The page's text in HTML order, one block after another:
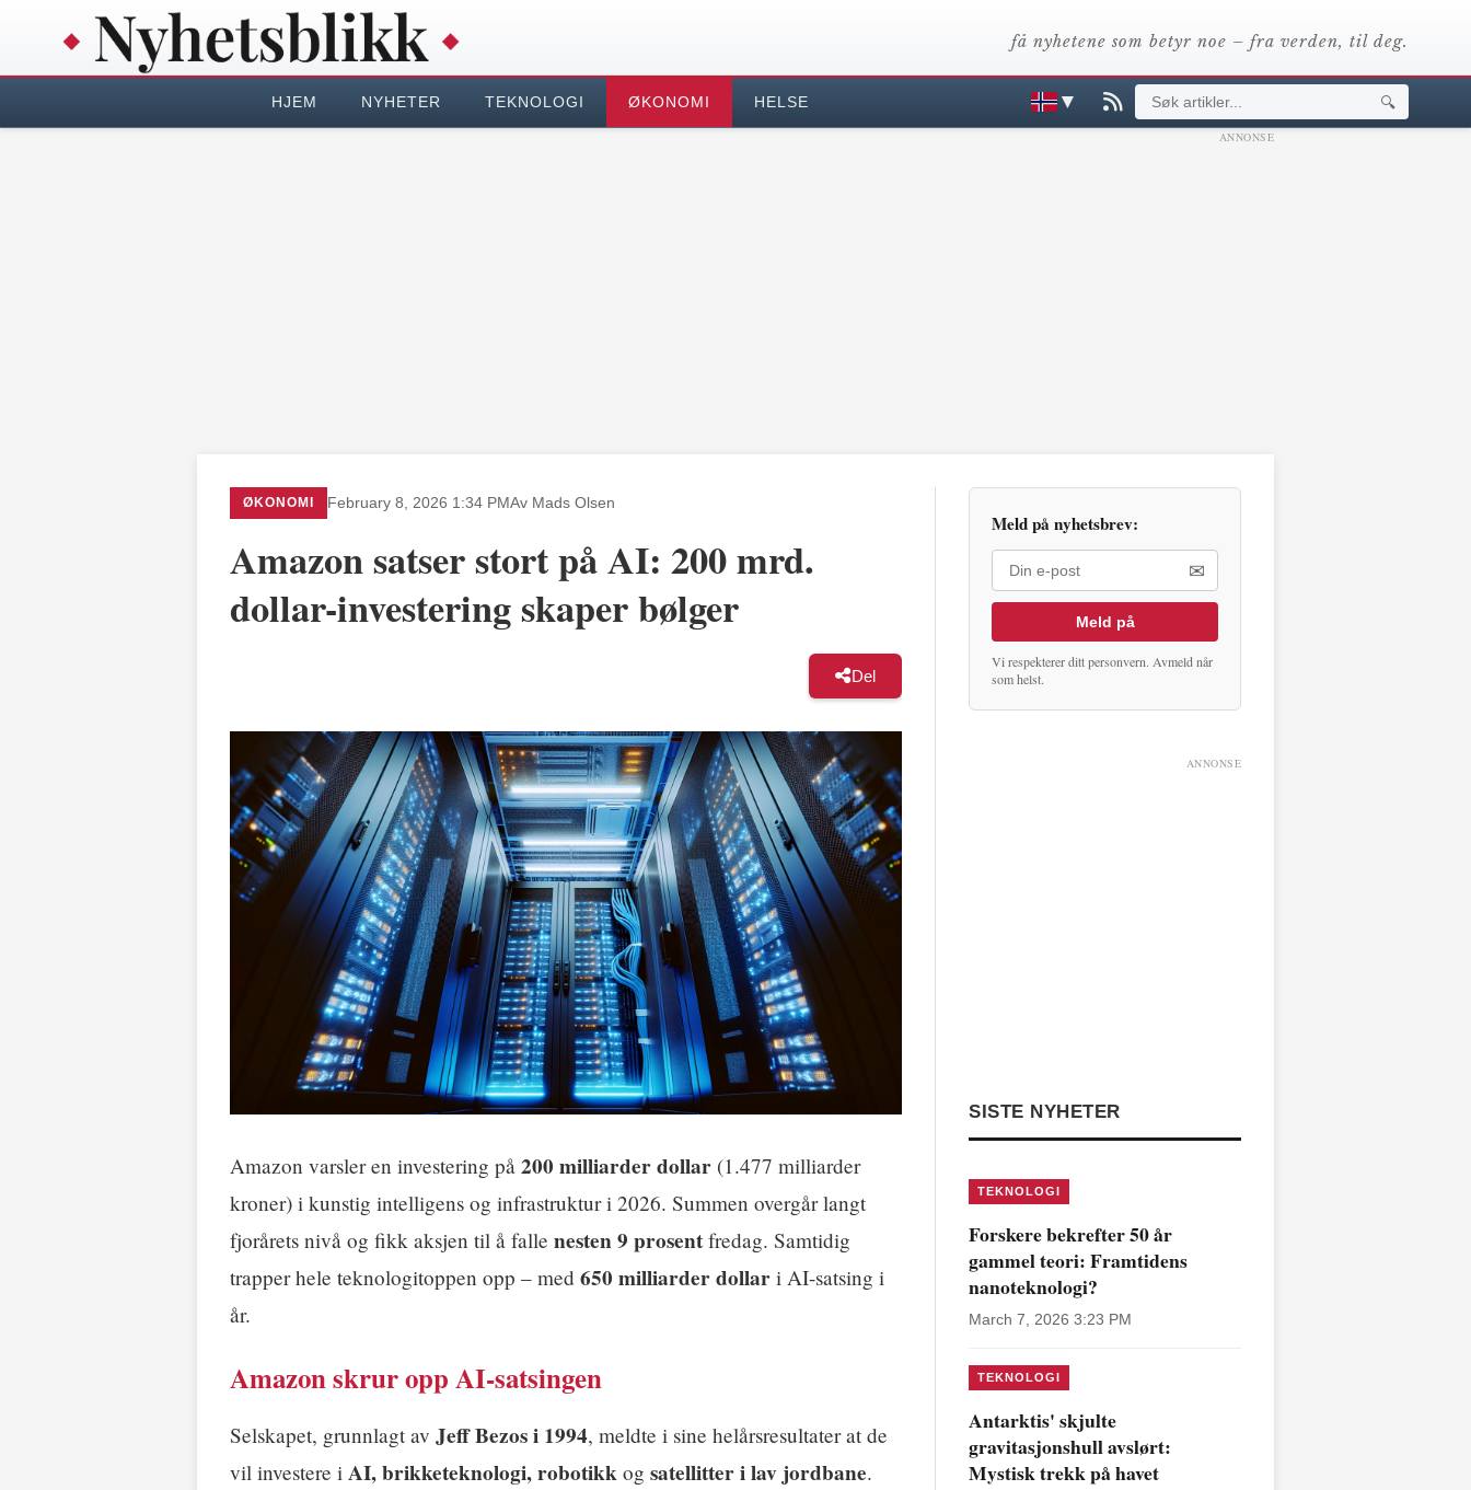
få nyhetene som betyr noe – fra verden, til deg.
HJEM NYHETER TEKNOLOGI ØKONOMI HELSE ▼ 🔍
ANNONSE
ØKONOMI February 8, 2026 1:34 PMAv Mads Olsen
Amazon satser stort på AI: 200 mrd.
dollar-investering skaper bølger
Del
Amazon varsler en investering på 200 milliarder dollar (1.477 milliarder
kroner) i kunstig intelligens og infrastruktur i 2026. Summen overgår langt
fjorårets nivå og fikk aksjen til å falle nesten 9 prosent fredag. Samtidig
trapper hele teknologitoppen opp – med 650 milliarder dollar i AI-satsing i
år.
Amazon skrur opp AI-satsingen
Selskapet, grunnlagt av Jeff Bezos i 1994, meldte i sine helårsresultater at de
vil investere i AI, brikketeknologi, robotikk og satellitter i lav jordbane.
Meld på nyhetsbrev:
✉
Meld på
Vi respekterer ditt personvern. Avmeld når
som helst.
ANNONSE
SISTE NYHETER
TEKNOLOGI
Forskere bekrefter 50 år
gammel teori: Framtidens
nanoteknologi?
March 7, 2026 3:23 PM
TEKNOLOGI
Antarktis' skjulte
gravitasjonshull avslørt:
Mystisk trekk på havet